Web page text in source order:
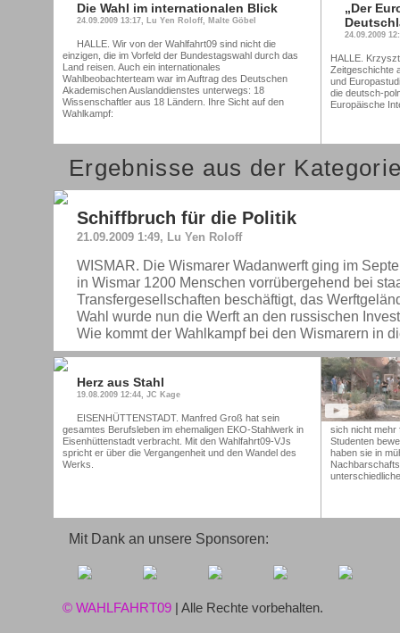
Die Wahl im internationalen Blick
24.09.2009 13:17, Lu Yen Roloff, Malte Göbel
HALLE. Wir von der Wahlfahrt09 sind nicht die
einzigen, die im Vorfeld der Bundestagswahl durch das
Land reisen. Auch ein internationales
Wahlbeobachterteam war im Auftrag des Deutschen
Akademischen Auslanddienstes unterwegs: 18
Wissenschaftler aus 18 Ländern. Ihre Sicht auf den
Wahlkampf:
„Der
24.09.2009
HALLE.
Zeitgeschichte
und
die deutsch-
Europäische
Ergebnisse aus der
Schiffbruch für die Politik
21.09.2009 1:49, Lu Yen Roloff
WISMAR. Die Wismarer Wadanwerft ging im
in Wismar 1200 Menschen vorrübergehend bei
Transfergesellschaften beschäftigt, das
Wahl wurde nun die Werft an den russischen
Wie kommt der Wahlkampf bei den Wismarern in
Herz aus Stahl
19.08.2009 12:44, JC Kage
EISENHÜTTENSTADT. Manfred Groß hat sein
gesamtes Berufsleben im ehemaligen EKO-Stahlwerk in
Eisenhüttenstadt verbracht. Mit den Wahlfahrt09-VJs
spricht er über die Vergangenheit und den Wandel des
Werks.
sich nicht mehr
Studenten
haben sie in
Mit Dank an unsere Sponsoren:
© WAHLFAHRT09 | Alle Rechte vorbehalten.